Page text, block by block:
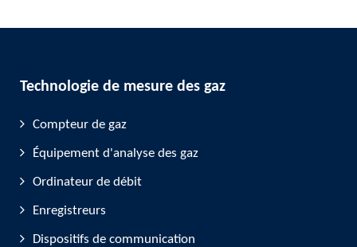
Technologie de mesure des gaz
Compteur de gaz
Équipement d'analyse des gaz
Ordinateur de débit
Enregistreurs
Dispositifs de communication